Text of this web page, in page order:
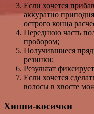
Если хочется
аккуратно
острого конца
Переднюю часть
пробором;
Получившиеся
резинки;
Результат
Если хочется
волосы в хвосте
Хиппи-косички